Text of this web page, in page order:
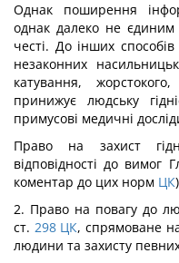
Однак поширення
однак далеко не єдиним
честі. До інших
незаконних
катування,
принижує людську
примусові медичні
Право на захист
відповідності до вимог
коментар до цих норм ЦК
2. Право на повагу до
ст. 298 ЦК, спрямоване
людини та захисту